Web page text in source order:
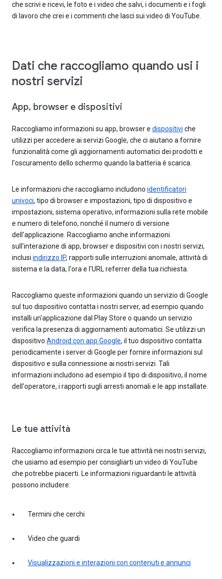
che scrivi e ricevi, le foto e i video che salvi, i documenti e i fogli
di lavoro che crei e i commenti che lasci sui video di YouTube.
Dati che raccogliamo quando usi i
nostri servizi
App, browser e dispositivi
Raccogliamo informazioni su app, browser e dispositivi che
utilizzi per accedere ai servizi Google, che ci aiutano a fornire
funzionalità come gli aggiornamenti automatici dei prodotti e
l'oscuramento dello schermo quando la batteria è scarica.
Le informazioni che raccogliamo includono identificatori
univoci, tipo di browser e impostazioni, tipo di dispositivo e
impostazioni, sistema operativo, informazioni sulla rete mobile
e numero di telefono, nonché il numero di versione
dell'applicazione. Raccogliamo anche informazioni
sull'interazione di app, browser e dispositivi con i nostri servizi,
inclusi indirizzo IP, rapporti sulle interruzioni anomale, attività di
sistema e la data, l'ora e l'URL referrer della tua richiesta.
Raccogliamo queste informazioni quando un servizio di Google
sul tuo dispositivo contatta i nostri server, ad esempio quando
installi un'applicazione dal Play Store o quando un servizio
verifica la presenza di aggiornamenti automatici. Se utilizzi un
dispositivo Android con app Google, il tuo dispositivo contatta
periodicamente i server di Google per fornire informazioni sul
dispositivo e sulla connessione ai nostri servizi. Tali
informazioni includono ad esempio il tipo di dispositivo, il nome
dell'operatore, i rapporti sugli arresti anomali e le app installate.
Le tue attività
Raccogliamo informazioni circa le tue attività nei nostri servizi,
che usiamo ad esempio per consigliarti un video di YouTube
che potrebbe piacerti. Le informazioni riguardanti le attività
possono includere:
Termini che cerchi
Video che guardi
Visualizzazioni e interazioni con contenuti e annunci